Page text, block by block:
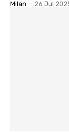
Milan - 26 Jul